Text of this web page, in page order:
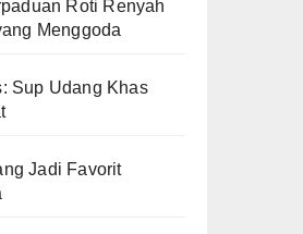
Roti Renyah
Menggoda
Sup Udang Khas
Jadi Favorit